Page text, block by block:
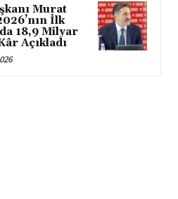
Murat
İlk
18,9 Milyar
Açıkladı